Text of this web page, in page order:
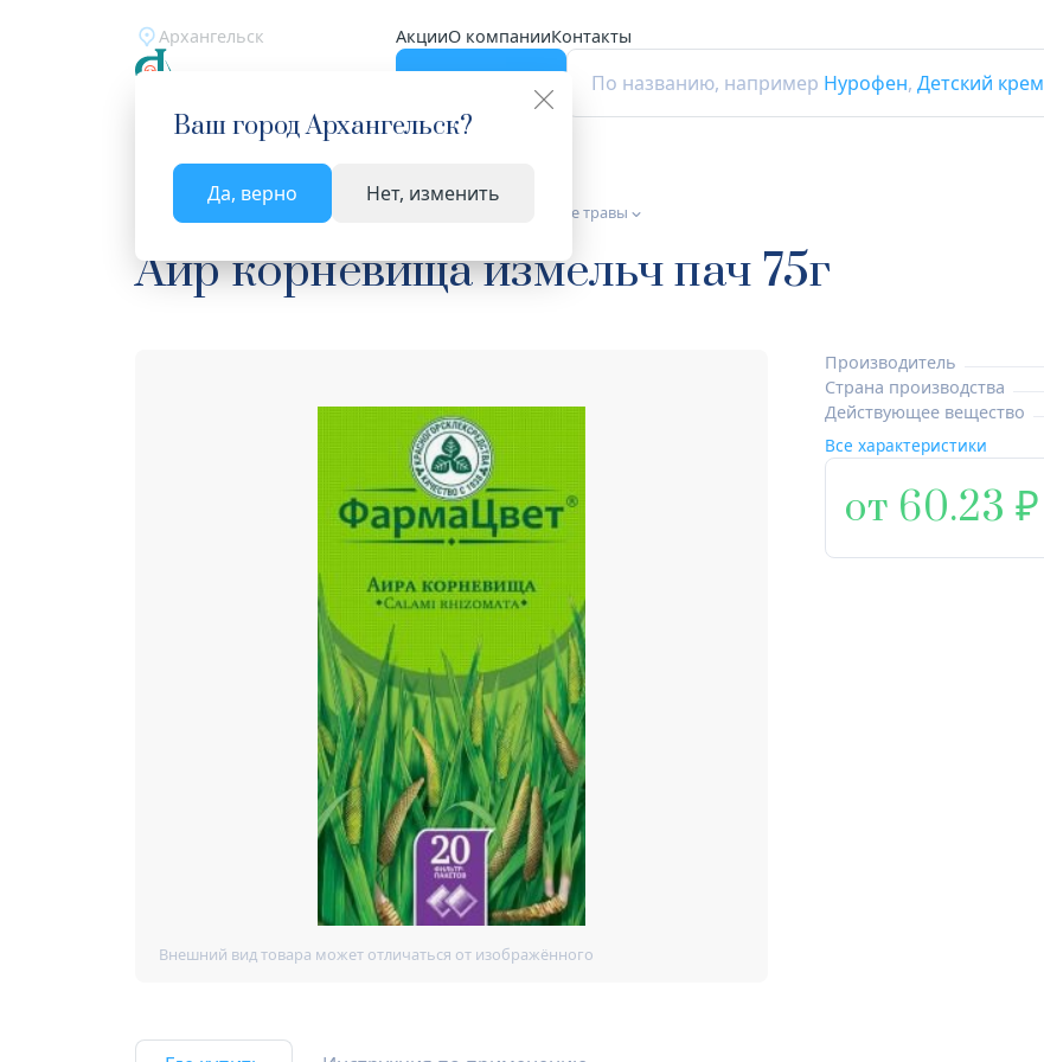
Архангельск АкцииО компанииКонтакты
По названию, например Нурофен, Детский крем
Ваш городАрхангельск?
Да, верно Нет, изменить
Главная Каталог Лекарства и БАД Лекарственные травы
Аир корневища измельч пач 75г
Производитель
Страна производства
Действующее вещество
Все характеристики
от 60.23